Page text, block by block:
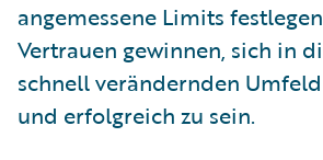
angemessene Limits
Vertrauen gewinnen, sich in
schnell verändernden
und erfolgreich zu sein.